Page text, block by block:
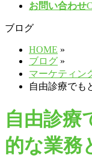
ば
お問い合わせ
ブログ
HOME »
ブログ »
マーケティン
自由診療でも
自由診療
的な業務